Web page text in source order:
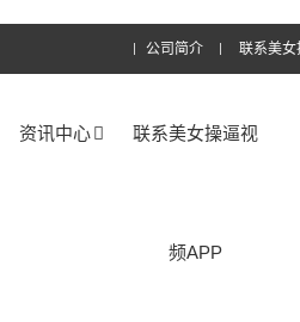
公司简介 联系美女
资讯中心 联系美女操逼视
频APP